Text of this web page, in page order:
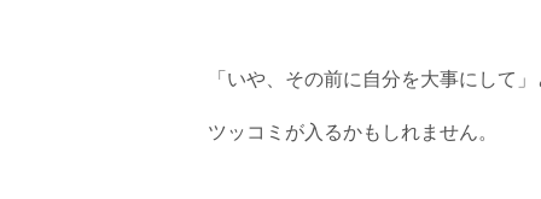
「いや、その前に自分を大事にして
ツッコミが入るかもしれません。